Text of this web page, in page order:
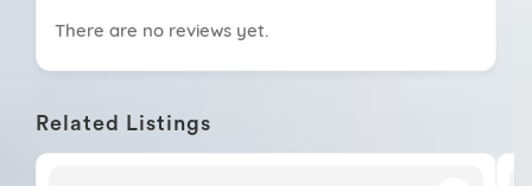
There are no reviews yet.
Related Listings